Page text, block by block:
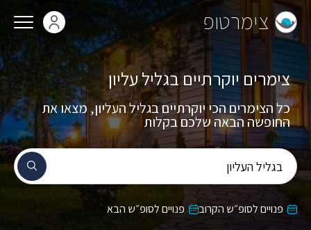
צימרטופ
בגליל העליון
צימרים יוקרתיים בגליל עליון
כל הצימרים הכי יוקרתיים בגליל העליון, מצאו את
החופשה הבאה שלכם בקלות
פנויים לסופ״ש הקרוב פנויים לסופ״ש הבא